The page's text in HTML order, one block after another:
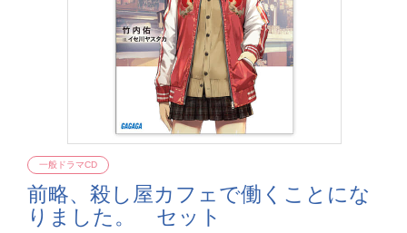
前略、殺し屋カフェで働くことにな
りました。 セット
一般ドラマCD